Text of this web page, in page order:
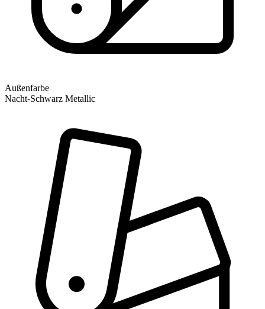
Außenfarbe
Nacht-Schwarz Metallic